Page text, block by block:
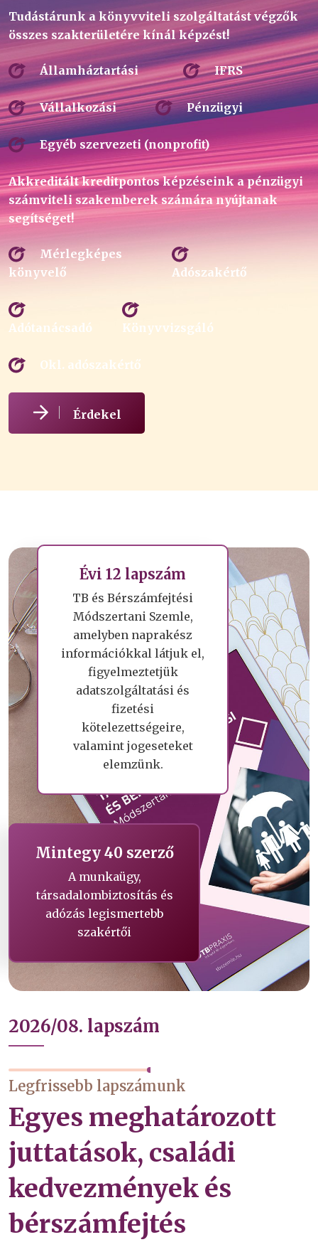
Tudástárunk a könyvviteli szolgáltatást végzők
összes szakterületére kínál képzést!
Államháztartási IFRS
Vállalkozási Pénzügyi
Egyéb szervezeti (nonprofit)
Akkreditált kreditpontos képzéseink a pénzügyi
számviteli szakemberek számára nyújtanak
segítséget!
Mérlegképes
könyvelő
Adószakértő
Adótanácsadó Könyvvizsgáló
Okl. adószakértő
Érdekel
Évi 12 lapszám
TB és Bérszámfejtési
Módszertani Szemle,
amelyben naprakész
információkkal látjuk el,
figyelmeztetjük
adatszolgáltatási és
fizetési
kötelezettségeire,
valamint jogeseteket
elemzünk.
Mintegy 40 szerző
A munkaügy,
társadalombiztosítás és
adózás legismertebb
szakértői
2026/08. lapszám
Legfrissebb lapszámunk
Egyes meghatározott
juttatások, családi
kedvezmények és
bérszámfejtés